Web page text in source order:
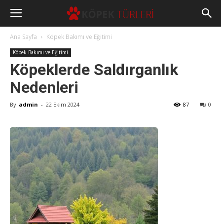
Ana Sayfa Köpek Bakımı ve Eğitimi
Köpek Bakımı ve Eğitimi
Köpeklerde Saldırganlık
Nedenleri
By admin - 22 Ekim 2024 0
87